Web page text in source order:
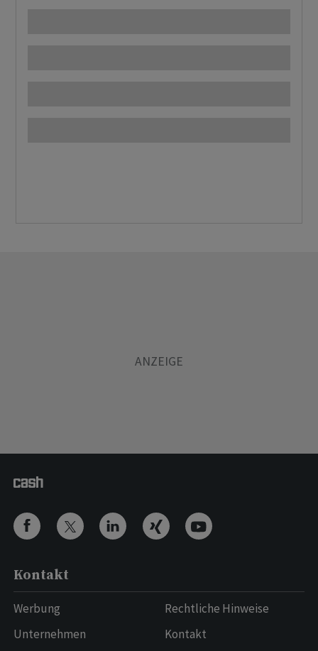
Kontakt
Werbung
Unternehmen
Rechtliche Hinweise
Kontakt